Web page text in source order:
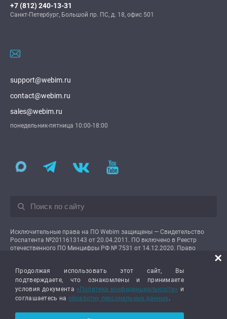
+7 (812) 240-13-31
Санкт-Петербург, Большой пр. ПС, д. 18, офис 501
support@webim.ru
contact@webim.ru
sales@webim.ru
понедельник-пятница 10:00-18:00
Исключительные права на ПО Webim защищены — Свидетельство
Роспатента №2011613143 от 20.04.2011. ПО включено в Реестр
отечественного ПО Минцифры РФ № 7531 от 14.12.2020. Право
использования предоставляется пользователям на условиях простой×
Продолжая использовать этот сайт, Вы
подтверждаете, что ознакомлены и принимаете
условия документа «Политика конфиденциальности» и
соглашаетесь на обработку персональных данных.